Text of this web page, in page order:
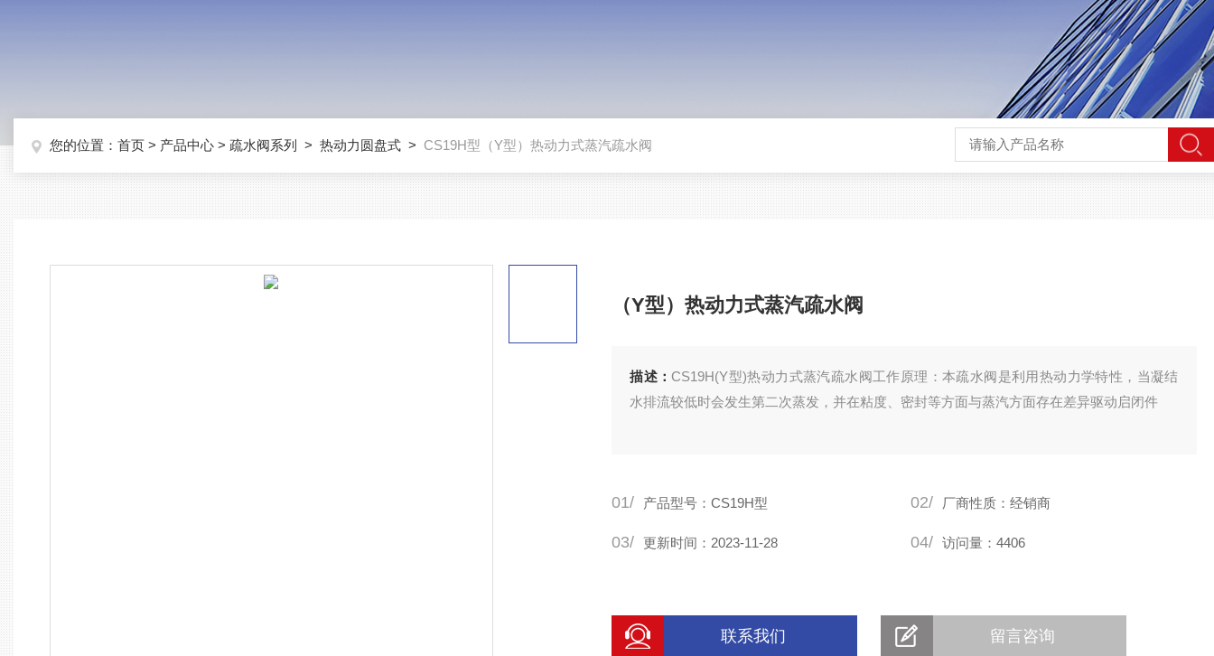
您的位置： 首页 > 产品中心 > 疏水阀系列 > 热动力圆盘式 > CS19H型（Y型）热动力式蒸汽疏水阀
（Y型）热动力式蒸汽疏水阀
描述：CS19H(Y型)热动力式蒸汽疏水阀工作原理：本疏水阀是利用热动力学特性，当凝结
水排流较低时会发生第二次蒸发，并在粘度、密封等方面与蒸汽方面存在差异驱动启闭件
01/ 产品型号：CS19H型 02/ 厂商性质：经销商
03/ 更新时间：2023-11-28 04/ 访问量：4406
联系我们 留言咨询